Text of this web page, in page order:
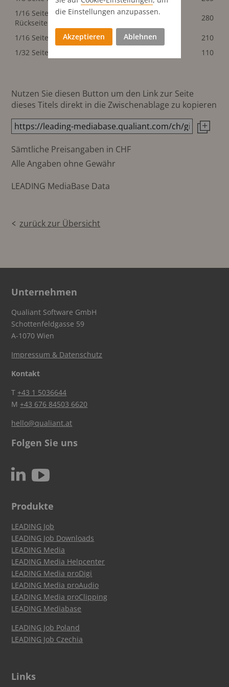
1/16 Seite
Rückseite
105x35 mm 280
1/16 Seite 49x70 mm
210
1/32 Seite
110
Nutzen Sie diesen Button um den Link zur Seite
dieses Titels direkt in die Zwischenablage zu kopieren
Sämtliche Preisangaben in CHF
Alle Angaben ohne Gewähr
LEADING MediaBase Data
zurück zur Übersicht
Unternehmen
Qualiant Software GmbH
Schottenfeldgasse 59
A-1070 Wien
Impressum & Datenschutz
Kontakt
T+43 1 5036644
M+43 676 84503 6620
hello@qualiant.at
Folgen Sie uns
N c
Produkte
LEADING Job
LEADING Job Downloads
LEADING Media
LEADING Media Helpcenter
LEADING Media proDigi
LEADING Media proAudio
LEADING Media proClipping
LEADING Mediabase
LEADING Job Poland
LEADING Job Czechia
Links
die Einstellungen anzupassen.
Akzeptieren Ablehnen